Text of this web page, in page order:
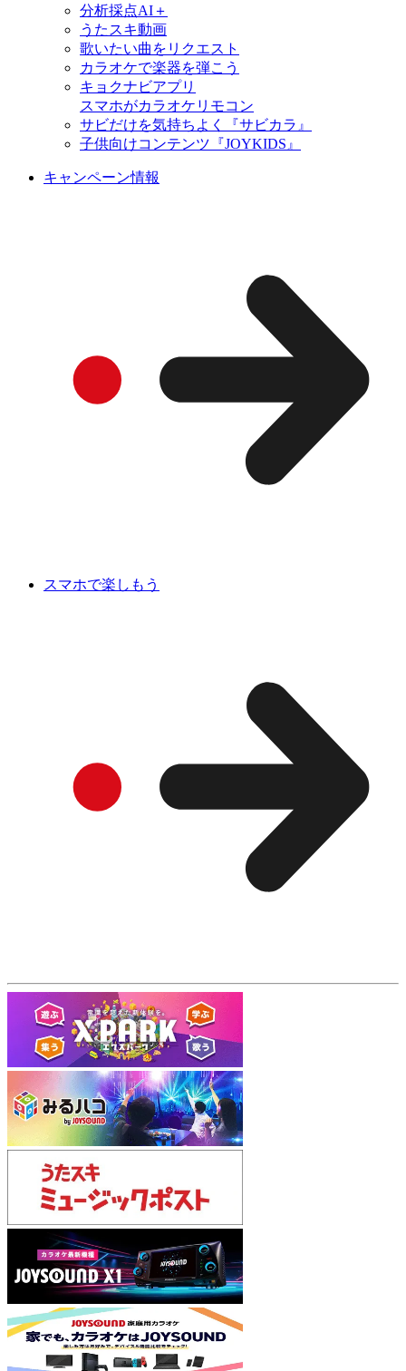
分析採点AI＋
うたスキ動画
歌いたい曲をリクエスト
カラオケで楽器を弾こう
キョクナビアプリ
スマホがカラオケリモコン
サビだけを気持ちよく『サビカラ』
子供向けコンテンツ『JOYKIDS』
キャンペーン情報
スマホで楽しもう